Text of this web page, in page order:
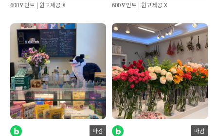
600포인트 | 원고제공 X 600포인트 | 원고제공 X
마감 마감